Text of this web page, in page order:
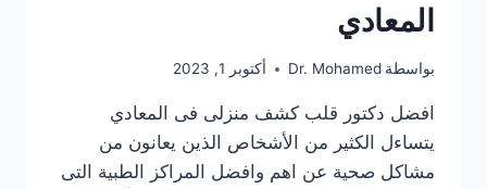
المعادي
بواسطة Dr. Mohamed أكتوبر 1, 2023
افضل دكتور قلب كشف منزلى فى المعادي
يتساءل الكثير من الأشخاص الذين يعانون من
مشاكل صحية عن اهم وافضل المراكز الطبية التى